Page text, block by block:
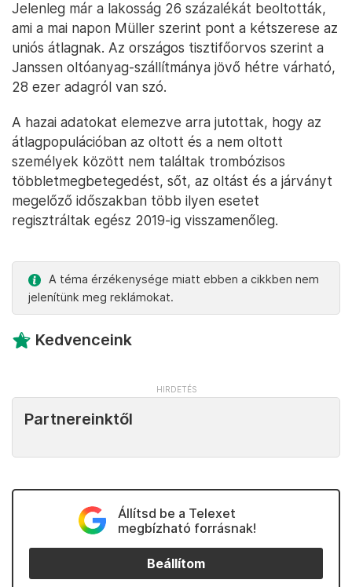
Jelenleg már a lakosság 26 százalékát beoltották,
ami a mai napon Müller szerint pont a kétszerese az
uniós átlagnak. Az országos tisztifőorvos szerint a
Janssen oltóanyag-szállítmánya jövő hétre várható,
28 ezer adagról van szó.
A hazai adatokat elemezve arra jutottak, hogy az
átlagpopulációban az oltott és a nem oltott
személyek között nem találtak trombózisos
többletmegbetegedést, sőt, az oltást és a járványt
megelőző időszakban több ilyen esetet
regisztráltak egész 2019-ig visszamenőleg.
A téma érzékenysége miatt ebben a cikkben nem
jelenítünk meg reklámokat.
Kedvenceink
Partnereinktől
Állítsd be a Telexet
megbízható forrásnak!
Beállítom